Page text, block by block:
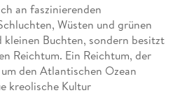
an faszinierenden
Wüsten und grünen
kleinen Buchten, sondern besitzt
Reichtum. Ein Reichtum, der
den Atlantischen Ozean
kreolische Kultur